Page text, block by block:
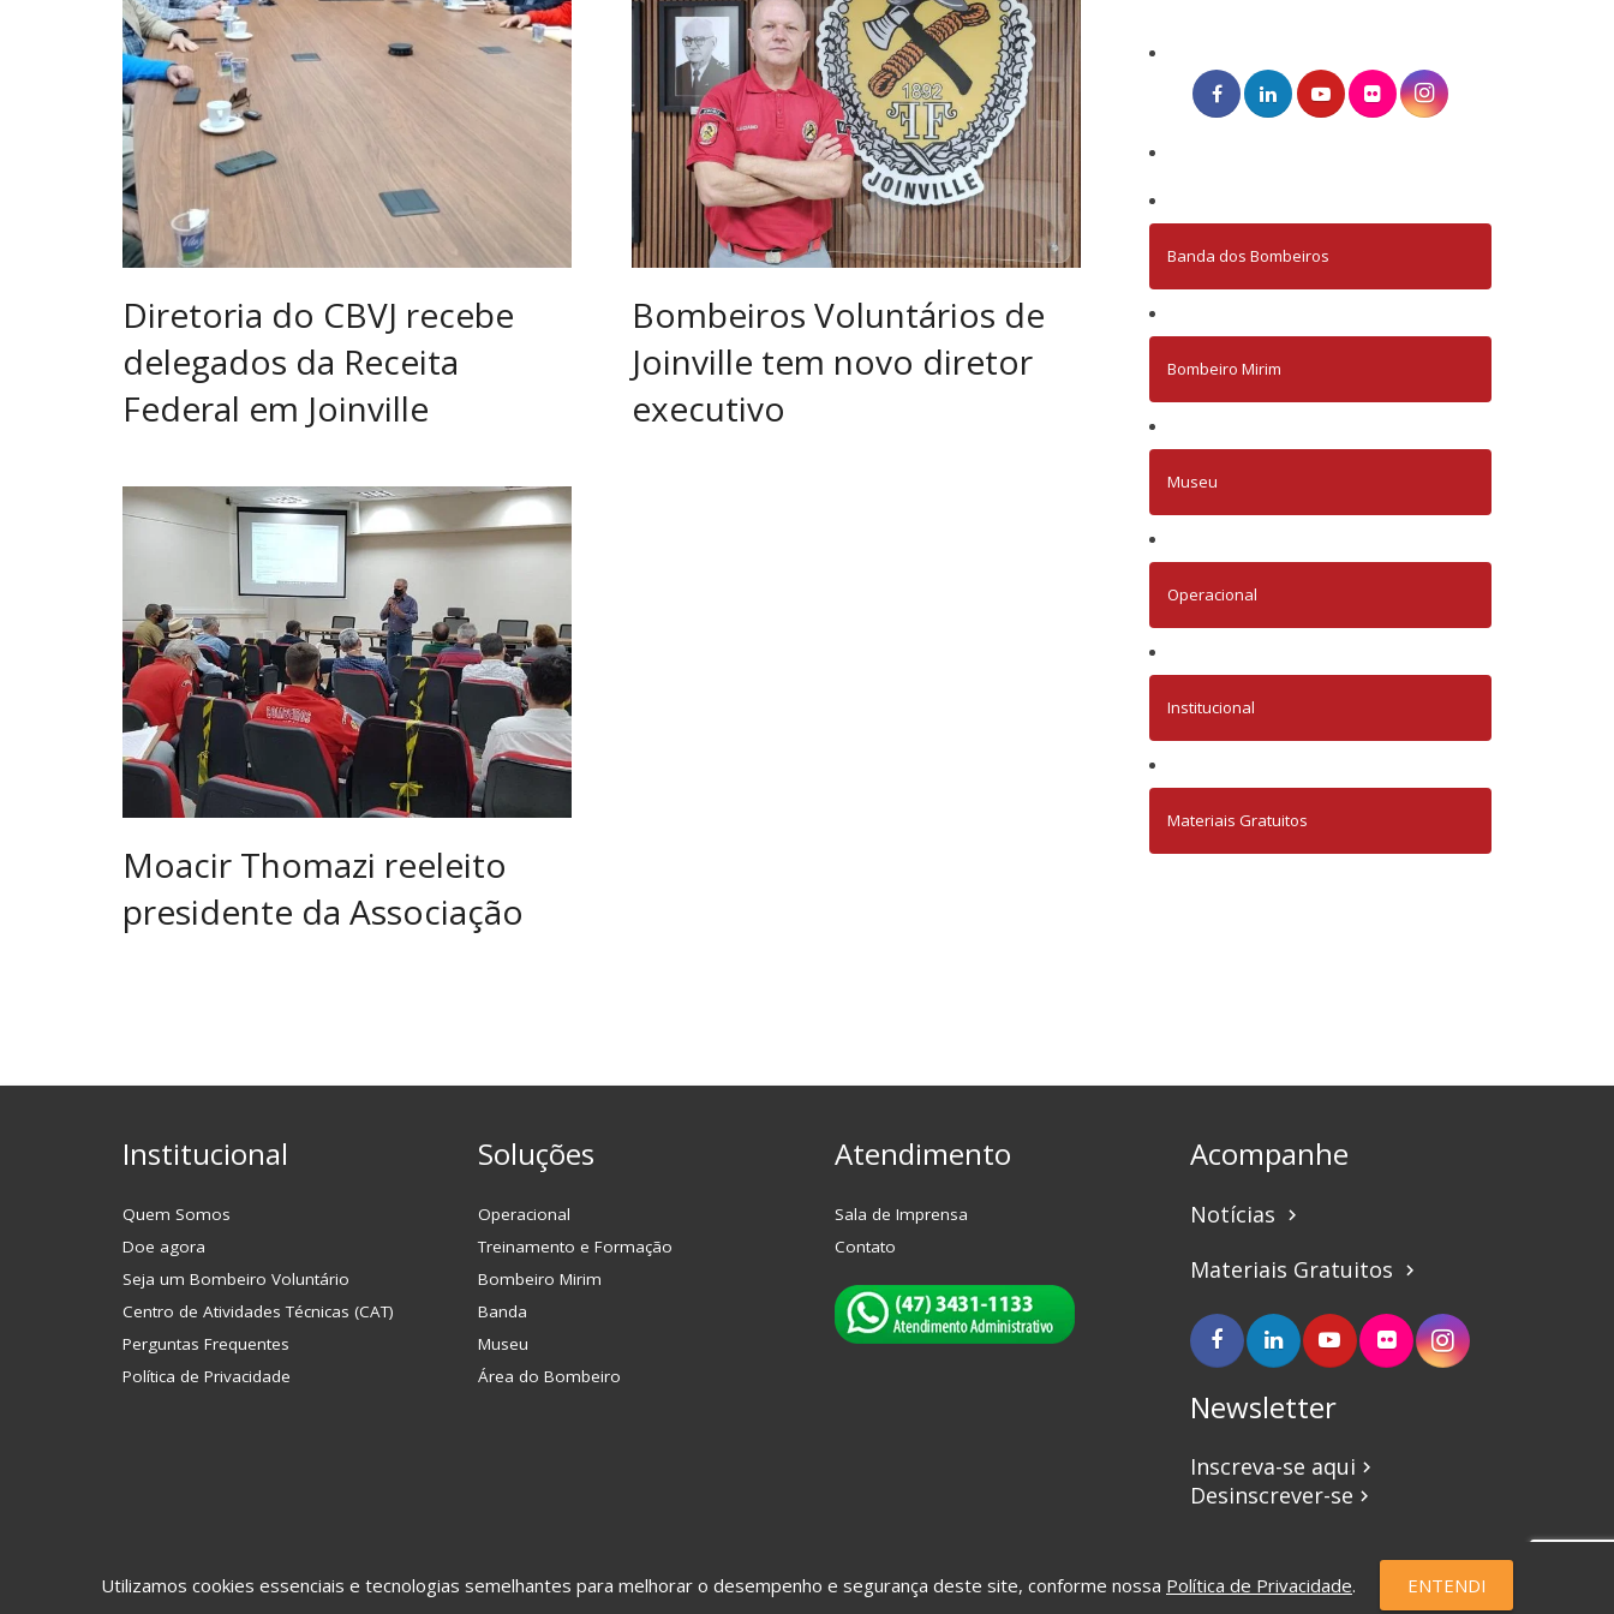
Diretoria do CBVJ recebe
delegados da Receita
Federal em Joinville
Bombeiros Voluntários de
Joinville tem novo diretor
executivo
Moacir Thomazi reeleito
presidente da Associação
Banda dos Bombeiros
Bombeiro Mirim
Museu
Operacional
Institucional
Materiais Gratuitos
Institucional
Quem Somos
Doe agora
Seja um Bombeiro Voluntário
Centro de Atividades Técnicas (CAT)
Perguntas Frequentes
Política de Privacidade
Soluções
Operacional
Treinamento e Formação
Bombeiro Mirim
Banda
Museu
Área do Bombeiro
Atendimento
Sala de Imprensa
Contato
Acompanhe
Notícias keyboard_arrow_right
Materiais Gratuitos keyboard_arrow_right
Newsletter
Inscreva-se aqui keyboard_arrow_right
Desinscrever-se keyboard_arrow_right
©2017 CBVJ. Todos os direitos reservados. eSauce | Marketing Digital
Utilizamos cookies essenciais e tecnologias semelhantes para melhorar o desempenho e segurança deste site, conforme nossa Política de Privacidade. ENTENDI